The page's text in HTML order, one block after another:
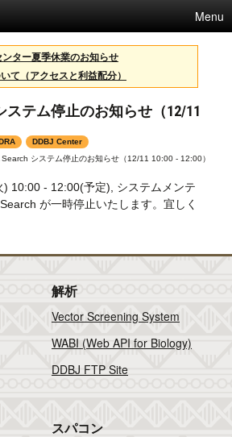
Menu
ター夏季休業のお知らせ
て（アクセスと利益配分）
ステム停止のお知らせ（12/11
DDBJ Center
Search システム停止のお知らせ（12/11 10:00 - 12:00）
10:00 - 12:00(予定), システムメンテ
が一時停止いたします。宜しく
解析
Vector Screening System
WABI (Web API for Biology)
DDBJ FTP Site
スパコン